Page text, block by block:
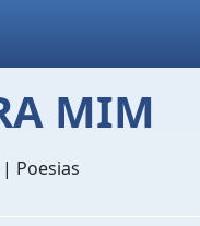
MIM
Poesias